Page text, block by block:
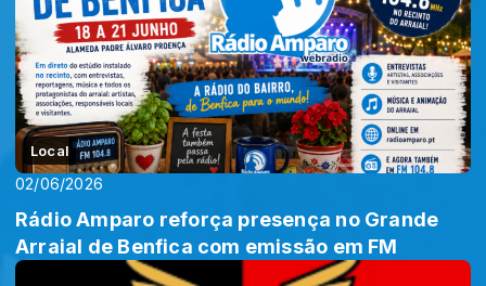
Local
02/06/2026
Rádio Amparo reforça presença no Grande
Arraial de Benfica com emissão em FM